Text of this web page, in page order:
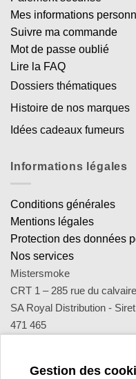
Mes informations
Suivre ma commande
Mot de passe oublié
Lire la FAQ
Dossiers thématiques
Histoire de nos marques
Idées cadeaux fumeurs
Informations légales
Conditions générales
Mentions légales
Protection des données
Nos services
Mistersmoke
CRT 1 – 285 rue du
SA Royal Distribution -
471 465
sav@mistersmoke.com
lundi au vendredi de 9h à
Gestion des